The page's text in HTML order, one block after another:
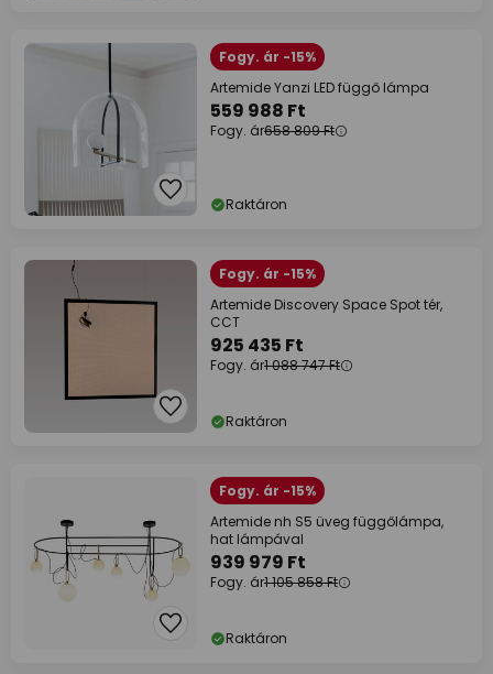
Fogy. ár -15%
Artemide Yanzi LED függő lámpa
559 988 Ft
Fogy. ár658 809 Ft
Raktáron
Fogy. ár -15%
Artemide Discovery Space Spot tér,
CCT
925 435 Ft
Fogy. ár1 088 747 Ft
Raktáron
Fogy. ár -15%
Artemide nh S5 üveg függőlámpa,
hat lámpával
939 979 Ft
Fogy. ár1 105 858 Ft
Raktáron